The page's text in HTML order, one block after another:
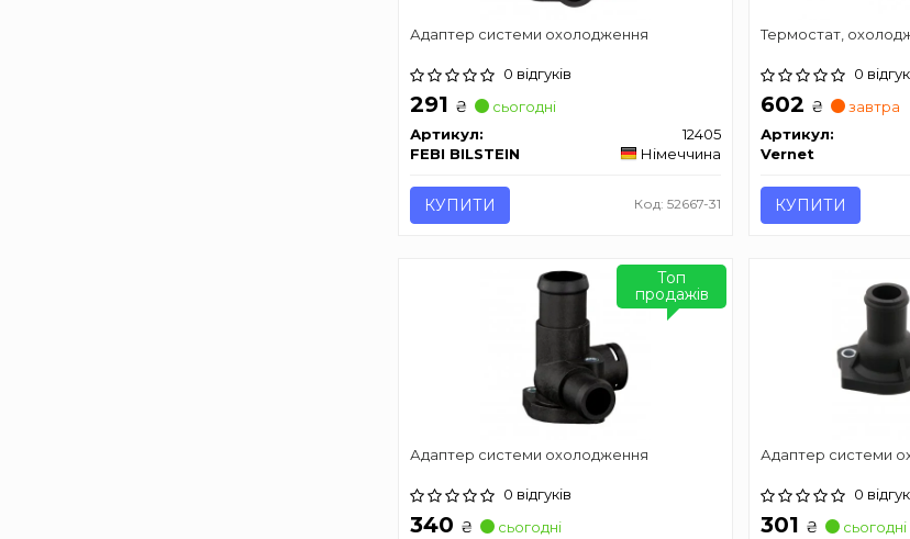
Адаптер системи охолодження
0 відгуків
291 ₴
сьогодні
Артикул:
12405
FEBI BILSTEIN
Німеччина
КУПИТИ Код: 52667-31
Термостат,
0
602 ₴
завтра
Артикул:
Vernet
КУПИТИ
Адаптер системи охолодження
0 відгуків
340 ₴
сьогодні
Топ
продажів
Адаптер системи
0
301 ₴
сьогодні